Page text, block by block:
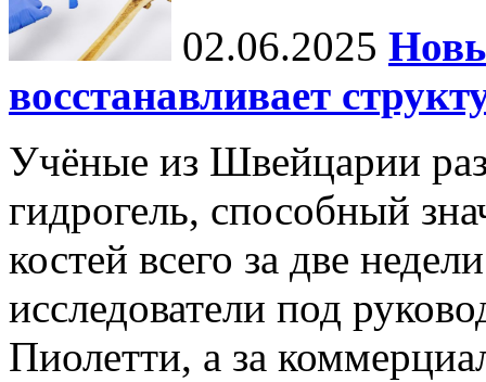
02.06.2025
восстанавливает
Учёные из Швейцарии
гидрогель, способный
костей всего за две
исследователи под
Пиолетти, а за